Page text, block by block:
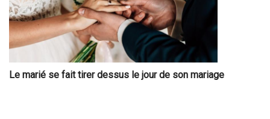
Le marié se fait tirer dessus le jour de son mariage